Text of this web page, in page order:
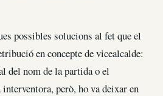
possibles solucions al fet que el
en concepte de vicealcalde:
del nom de la partida o el
però, ho va deixar en